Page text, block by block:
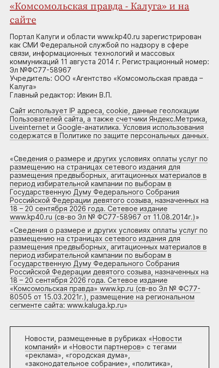
«Комсомольская правда - Калуга» и на
сайте
Портал Калуги и области www.kp40.ru зарегистрирован
как СМИ Федеральной службой по надзору в сфере
связи, информационных технологий и массовых
коммуникаций 11 августа 2014 г. Регистрационный номер:
Эл №ФС77-58967
Учредитель: ООО «Агентство «Комсомольская правда –
Калуга»
Главный редактор: Ивкин В.П.
Сайт использует IP адреса, cookie, данные геолокации
Пользователей сайта, а также счетчики Яндекс.Метрика,
Liveinternet и Google-анатилика. Условия использования
содержатся в Политике по защите персональных данных.
«Сведения о размере и других условиях оплаты услуг по
размещению на страницах сетевого издания для
размещения предвыборных, агитационных материалов в
период избирательной кампании по выборам в
Государственную Думу Федерального Собрания
Российской Федерации девятого созыва, назначенных на
18 – 20 сентября 2026 года. Сетевое издание
www.kp40.ru (св-во Эл № ФС77-58967 от 11.08.2014г.)»
«Сведения о размере и других условиях оплаты услуг по
размещению на страницах сетевого издания для
размещения предвыборных, агитационных материалов в
период избирательной кампании по выборам в
Государственную Думу Федерального Собрания
Российской Федерации девятого созыва, назначенных на
18 – 20 сентября 2026 года. Сетевое издание
«Комсомольская правда» www.kp.ru (св-во Эл № ФС77-
80505 от 15.03.2021г.), размещение на региональном
сегменте сайта: www.kaluga.kp.ru»
Новости, размещенные в рубриках «Новости
компаний» и «Новости партнеров» с тегами
«реклама», «городская дума»,
«законодательное собрание», «политика»,